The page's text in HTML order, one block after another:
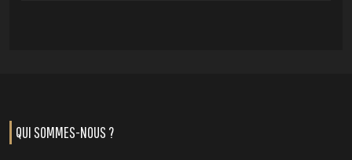
QUI SOMMES-NOUS ?